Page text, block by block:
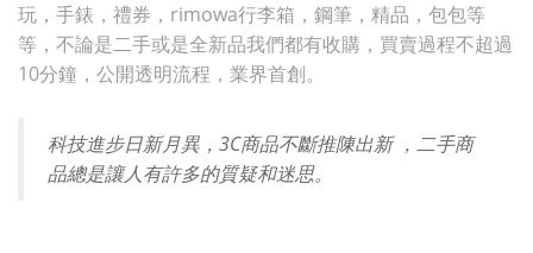
玩，手錶，禮券，rimowa行李箱，鋼筆，精品，包包等
等，不論是二手或是全新品我們都有收購，買賣過程不超過
10分鐘，公開透明流程，業界首創。
科技進步日新月異，3C商品不斷推陳出新 ，二手商
品總是讓人有許多的質疑和迷思。